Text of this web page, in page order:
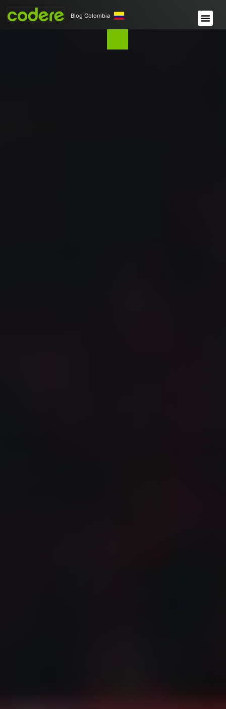
Blog Colombia